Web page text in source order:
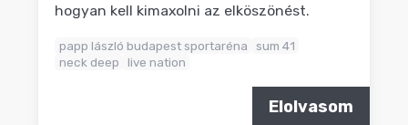
hogyan kell kimaxolni az elköszönést.
papp lászló budapest sportaréna
sum 41
neck deep
live nation
Elolvasom